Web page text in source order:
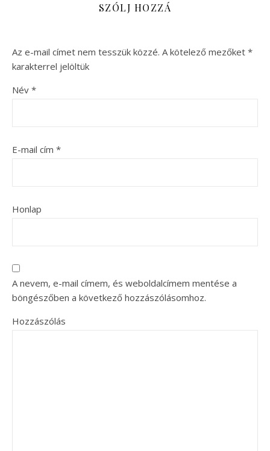
SZÓLJ HOZZÁ
Az e-mail címet nem tesszük közzé. A kötelező mezőket *
karakterrel jelöltük
Név *
E-mail cím *
Honlap
A nevem, e-mail címem, és weboldalcímem mentése a
böngészőben a következő hozzászólásomhoz.
Hozzászólás